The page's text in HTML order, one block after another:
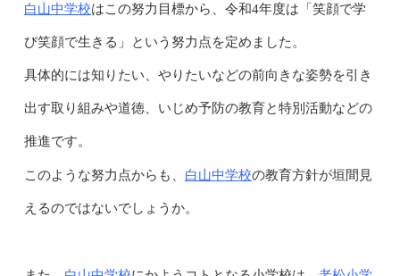
白山中学校はこの努力目標から、令和4年度は「笑顔で学
び笑顔で生きる」という努力点を定めました。
具体的には知りたい、やりたいなどの前向きな姿勢を引き
出す取り組みや道徳、いじめ予防の教育と特別活動などの
推進です。
このような努力点からも、 白山中学校の教育方針が垣間見
えるのではないでしょうか。